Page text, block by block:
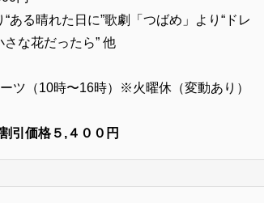
ある晴れた日に”歌劇「つばめ」より“ドレ
な花だったら” 他
ツ（10時〜16時）※火曜休（変動あり）
割引価格５,４００円